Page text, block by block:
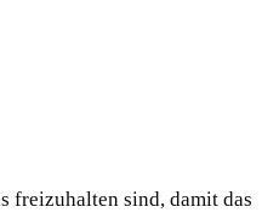
freizuhalten sind, damit das